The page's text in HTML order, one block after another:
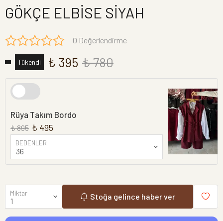
GÖKÇE ELBİSE SİYAH
0 Değerlendirme
Tükendi ₺ 395 ₺ 780
Rüya Takım Bordo
₺ 895 ₺ 495
BEDENLER
Miktar Stoğa gelince haber ver